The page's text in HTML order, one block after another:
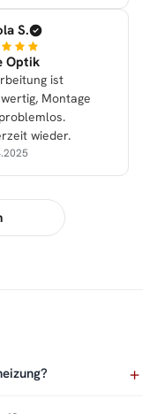
S.
Optik
ist
Montage
wieder.